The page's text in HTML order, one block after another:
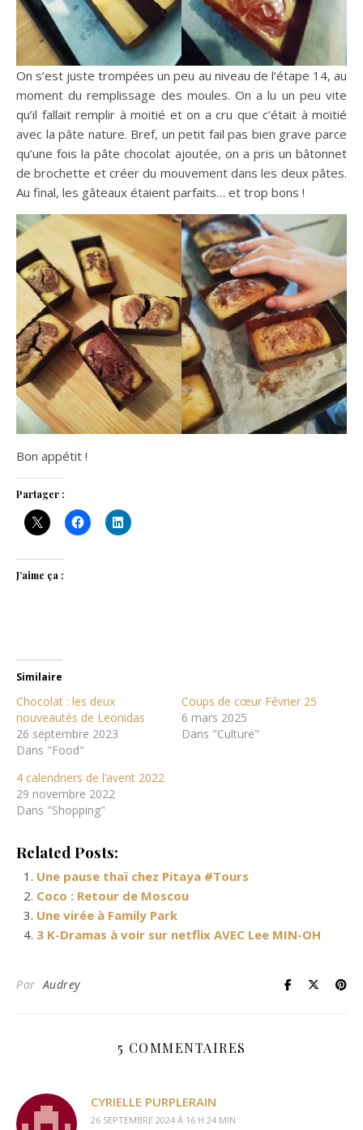
On s’est juste trompées un peu au niveau de l’étape 14, au
moment du remplissage des moules. On a lu un peu vite
qu’il fallait remplir à moitié et on a cru que c’était à moitié
avec la pâte nature. Bref, un petit fail pas bien grave parce
qu’une fois la pâte chocolat ajoutée, on a pris un bâtonnet
de brochette et créer du mouvement dans les deux pâtes.
Au final, les gâteaux étaient parfaits… et trop bons !
Bon appétit !
Partager :
J’aime ça :
Similaire
Chocolat : les deux
nouveautés de Leonidas
26 septembre 2023
Dans "Food"
Coups de cœur Février 25
6 mars 2025
Dans "Culture"
4 calendriers de l’avent 2022
29 novembre 2022
Dans "Shopping"
Related Posts:
Une pause thaï chez Pitaya #Tours
Coco : Retour de Moscou
Une virée à Family Park
3 K-Dramas à voir sur netflix AVEC Lee MIN-OH
Par Audrey
5 COMMENTAIRES
CYRIELLE PURPLERAIN
26 SEPTEMBRE 2024 À 16 H 24 MIN